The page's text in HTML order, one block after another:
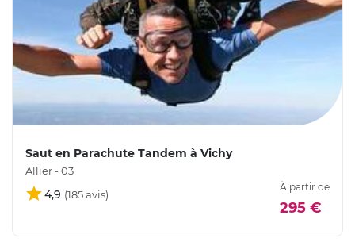
Saut en Parachute Tandem à Vichy
Allier - 03
4,9
À partir de
295 €